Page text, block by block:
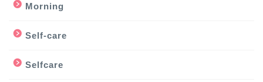
Morning
Self-care
Selfcare